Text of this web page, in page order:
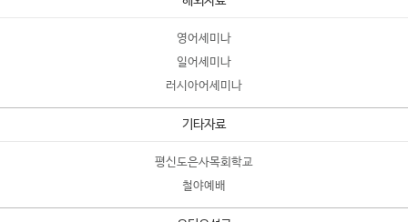
영어세미나
일어세미나
러시아어세미나
기타자료
평신도은사목회학교
철야예배